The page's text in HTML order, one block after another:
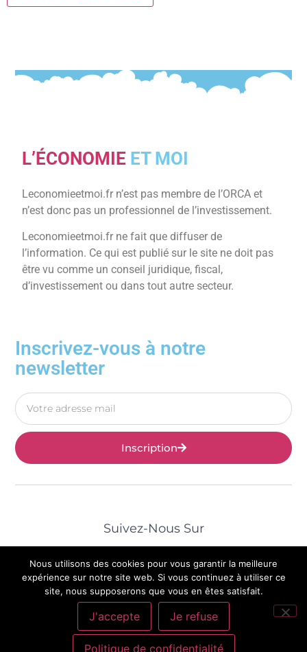
L’ÉCONOMIE ET MOI
Leconomieetmoi.fr n’est pas membre de l’ORCA et
n’est donc pas un professionnel de l’investissement.
Leconomieetmoi.fr ne fait que diffuser de
l’information. Ce qui est publié sur le site ne doit pas
être vu comme un conseil juridique, fiscal,
d’investissement ou dans tout autre secteur.
Inscrivez-vous à notre
newsletter
Inscription
Suivez-Nous Sur
© 2025 Tous Droits Réservés | Mentions Légales |
Politique De Confidentialité|Contact
Nous utilisons des cookies pour vous garantir la meilleure
expérience sur notre site web. Si vous continuez à utiliser ce
site, nous supposerons que vous en êtes satisfait.
J'accepte Je refuse
Politique de confidentialité